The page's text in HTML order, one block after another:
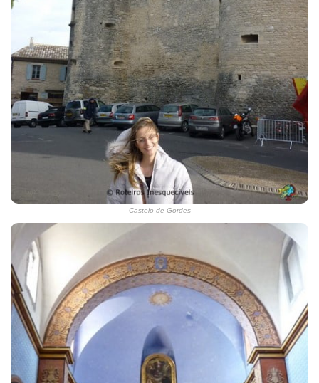
Castelo de Gordes